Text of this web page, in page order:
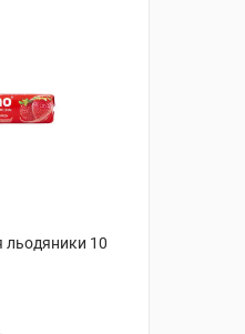
льодяники 10